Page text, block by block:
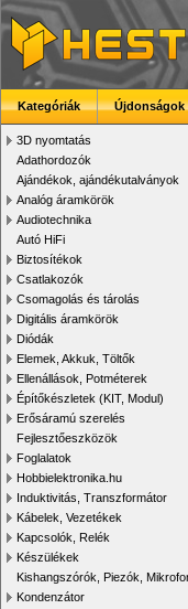
Kategóriák Újdonságok
3D nyomtatás
Adathordozók
Ajándékok, ajándékutalványok
Analóg áramkörök
Audiotechnika
Autó HiFi
Biztosítékok
Csatlakozók
Csomagolás és tárolás
Digitális áramkörök
Diódák
Elemek, Akkuk, Töltők
Ellenállások, Potméterek
Építőkészletek (KIT, Modul)
Erősáramú szerelés
Fejlesztőeszközök
Foglalatok
Hobbielektronika.hu
Induktivitás, Transzformátor
Kábelek, Vezetékek
Kapcsolók, Relék
Készülékek
Kishangszórók, Piezók,
Kondenzátor